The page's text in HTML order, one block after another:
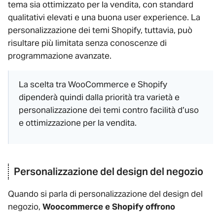
tema sia ottimizzato per la vendita, con standard
qualitativi elevati e una buona user experience. La
personalizzazione dei temi Shopify, tuttavia, può
risultare più limitata senza conoscenze di
programmazione avanzate.
La scelta tra WooCommerce e Shopify
dipenderà quindi dalla priorità tra varietà e
personalizzazione dei temi contro facilità d’uso
e ottimizzazione per la vendita.
Personalizzazione del design del negozio
Quando si parla di personalizzazione del design del
negozio, Woocommerce e Shopify offrono